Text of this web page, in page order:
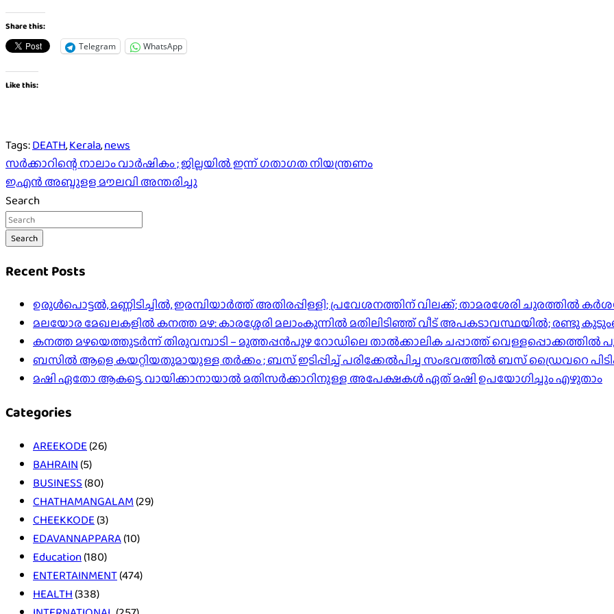
Share this:
Telegram WhatsApp
Like this:
Tags:DEATH,Kerala,news
Post
navigation
സർക്കാറിന്റെ നാലാം വാർഷികം ; ജില്ലയിൽ ഇന്ന് ഗതാഗത നിയന്ത്രണം
ഇ.എൻ അബ്ദുളള മൗലവി അന്തരിച്ചു
Search
Search
Recent Posts
ഉരുൾപൊട്ടൽ, മണ്ണിടിച്ചിൽ, ഇരമ്പിയാര്‍ത്ത് അതിരപ്പിള്ളി; പ്രവേശനത്തിന് വിലക്ക്; താമരശേരി ചുരത്തില്‍
മലയോര മേഖലകളിൽ കനത്ത മഴ: കാരശ്ശേരി മലാംകുന്നിൽ മതിലിടിഞ്ഞ് വീട് അപകടാവസ്ഥയിൽ; രണ്ടു
കനത്ത മഴയെത്തുടർന്ന് തിരുവമ്പാടി – മുത്തപ്പൻപുഴ റോഡിലെ താൽക്കാലിക ചപ്പാത്ത് വെള്ളപ്പൊക്കത്തിൽ
ബസിൽ ആളെ കയറ്റിയതുമായുള്ള തർക്കം ; ബസ് ഇടിപ്പിച്ച് പരിക്കേൽപിച്ച സംഭവത്തിൽ ബസ് ഡ്രൈവറെ
മഷി ഏതോ ആകട്ടെ, വായിക്കാനായാൽ മതി​സർക്കാറിനുള്ള അപേക്ഷകൾ ഏത് മഷി ഉപയോഗിച്ചും എഴുതാം
Categories
AREEKODE (26)
BAHRAIN (5)
BUSINESS (80)
CHATHAMANGALAM (29)
CHEEKKODE (3)
EDAVANNAPPARA(10)
Education(180)
ENTERTAINMENT(474)
HEALTH (338)